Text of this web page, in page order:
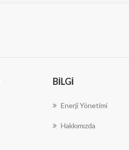
BILGI
Enerji Yönetimi
Hakkımızda